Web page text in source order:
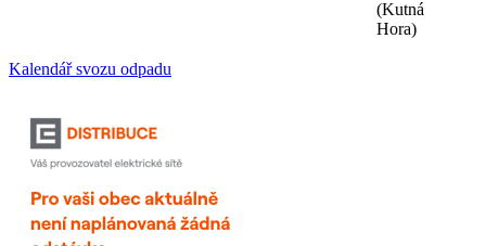
(Kutná
Hora)
Kalendář svozu odpadu